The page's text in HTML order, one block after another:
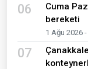
06
Cuma
bereketi
1 Ağu 2026
07